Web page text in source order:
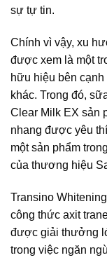
sự tự tin.
Chính vì vậy, xu
được xem là một
hữu hiệu bên
khác. Trong đó,
Clear Milk EX sản
nhang được yêu
một sản phẩm
của thương hiệu
Transino
công thức axit
được giải thưởng
trong việc ngăn